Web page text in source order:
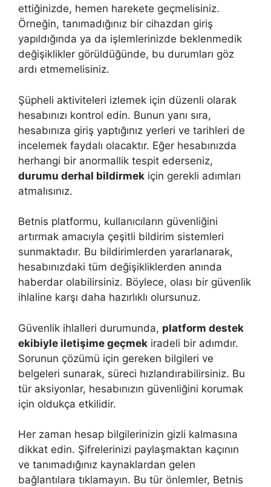
ettiğinizde, hemen harekete geçmelisiniz.
Örneğin, tanımadığınız bir cihazdan giriş
yapıldığında ya da işlemlerinizde beklenmedik
değişiklikler görüldüğünde, bu durumları göz
ardı etmemelisiniz.
Şüpheli aktiviteleri izlemek için düzenli olarak
hesabınızı kontrol edin. Bunun yanı sıra,
hesabınıza giriş yaptığınız yerleri ve tarihleri de
incelemek faydalı olacaktır. Eğer hesabınızda
herhangi bir anormallik tespit ederseniz,
durumu derhal bildirmek için gerekli adımları
atmalısınız.
Betnis platformu, kullanıcıların güvenliğini
artırmak amacıyla çeşitli bildirim sistemleri
sunmaktadır. Bu bildirimlerden yararlanarak,
hesabınızdaki tüm değişikliklerden anında
haberdar olabilirsiniz. Böylece, olası bir güvenlik
ihlaline karşı daha hazırlıklı olursunuz.
Güvenlik ihlalleri durumunda, platform destek
ekibiyle iletişime geçmek iradeli bir adımdır.
Sorunun çözümü için gereken bilgileri ve
belgeleri sunarak, süreci hızlandırabilirsiniz. Bu
tür aksiyonlar, hesabınızın güvenliğini korumak
için oldukça etkilidir.
Her zaman hesap bilgilerinizin gizli kalmasına
dikkat edin. Şifrelerinizi paylaşmaktan kaçının
ve tanımadığınız kaynaklardan gelen
bağlantılara tıklamayın. Bu tür önlemler, Betnis